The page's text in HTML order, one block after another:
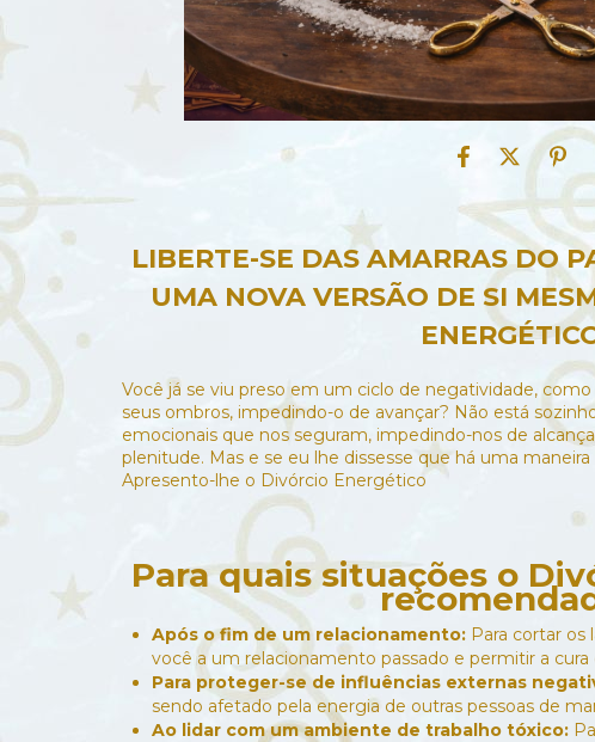
LIBERTE-SE DAS AMARRAS DO
UMA NOVA VERSÃO DE SI
Você já se viu preso em um ciclo de negatividade,
seus ombros, impedindo-o de avançar? Não está
emocionais que nos seguram, impedindo-nos de
plenitude. Mas e se eu lhe dissesse que há uma
Apresento-lhe o Divórcio Energético
Para quais situações o
Após o fim de um relacionamento: Para cortar
você a um relacionamento passado e permitir a cura
Para proteger-se de influências externas
sendo afetado pela energia de outras pessoas de
Ao lidar com um ambiente de trabalho tóxico: